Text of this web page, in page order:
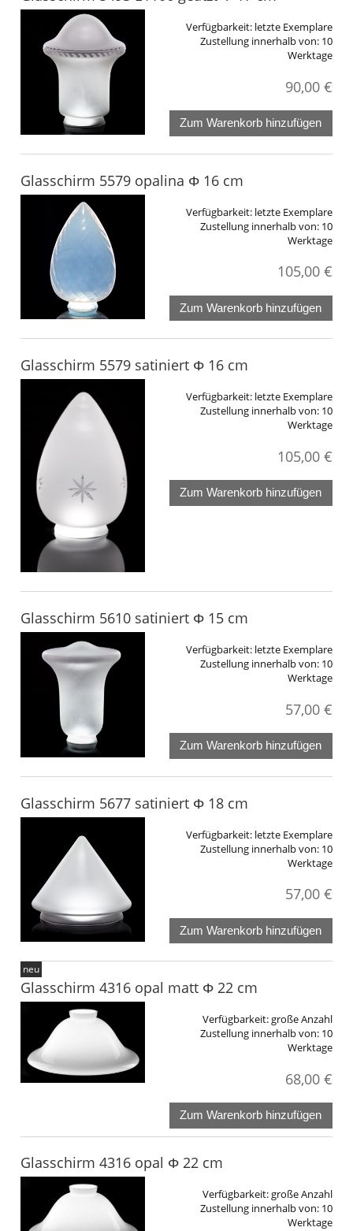
Verfügbarkeit: letzte Exemplare
Zustellung innerhalb von: 10
Werktage
90,00 €
Zum Warenkorb hinzufügen
Glasschirm 5579 opalina Φ 16 cm
Verfügbarkeit: letzte Exemplare
Zustellung innerhalb von: 10
Werktage
105,00 €
Zum Warenkorb hinzufügen
Glasschirm 5579 satiniert Φ 16 cm
Verfügbarkeit: letzte Exemplare
Zustellung innerhalb von: 10
Werktage
105,00 €
Zum Warenkorb hinzufügen
Glasschirm 5610 satiniert Φ 15 cm
Verfügbarkeit: letzte Exemplare
Zustellung innerhalb von: 10
Werktage
57,00 €
Zum Warenkorb hinzufügen
Glasschirm 5677 satiniert Φ 18 cm
Verfügbarkeit: letzte Exemplare
Zustellung innerhalb von: 10
Werktage
57,00 €
Zum Warenkorb hinzufügen
Glasschirm 4316 opal matt Φ 22 cm
Verfügbarkeit:große Anzahl
Zustellung innerhalb von: 10
Werktage
68,00 €
Zum Warenkorb hinzufügen
neu
Glasschirm 4316 opal Φ 22 cm
Verfügbarkeit:große Anzahl
Zustellung innerhalb von: 10
Werktage